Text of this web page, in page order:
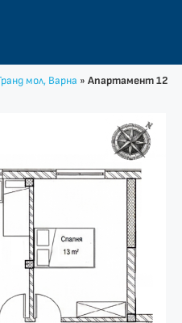
мол, Варна » Апартамент 12